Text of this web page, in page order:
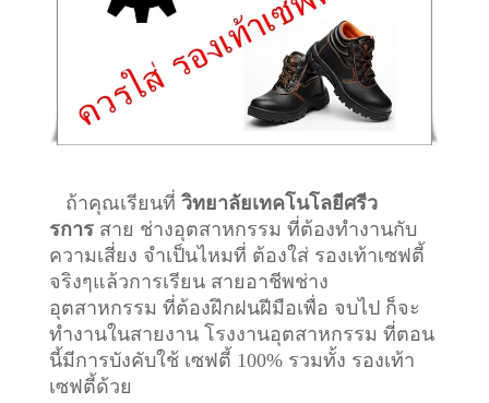
ถ้าคุณเรียนที่ วิทยาลัยเทคโนโลยีศรีว
รการสาย ช่างอุตสาหกรรม ที่ต้องทำงานกับ
ความเสี่ยง จำเป็นไหมที่ ต้องใส่ รองเท้าเซฟตี้
จริงๆแล้วการเรียน สายอาชีพช่าง
อุตสาหกรรม ที่ต้องฝึกฝนฝีมือเพื่อ จบไป ก็จะ
ทำงานในสายงาน โรงงานอุตสาหกรรม ที่ตอน
นี้มีการบังคับใช้ เซฟตี้ 100% รวมทั้ง รองเท้า
เซฟตี้ด้วย